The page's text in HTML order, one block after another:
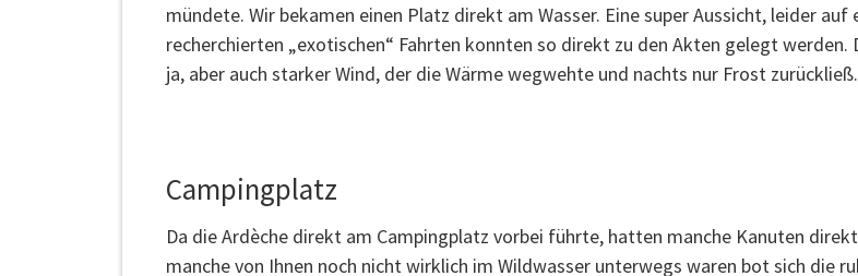
mündete. Wir bekamen einen Platz direkt am Wasser. Eine super Aussicht, leider
recherchierten „exotischen“ Fahrten konnten so direkt zu den Akten gelegt
ja, aber auch starker Wind, der die Wärme wegwehte und nachts nur Frost zurückließ.
Campingplatz
Da die Ardèche direkt am Campingplatz vorbei führte, hatten manche Kanuten
manche von Ihnen noch nicht wirklich im Wildwasser unterwegs waren bot sich die